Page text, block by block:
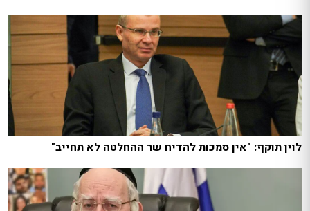
לוין תוקף: "אין סמכות להדיח שר ההחלטה לא תחייב"